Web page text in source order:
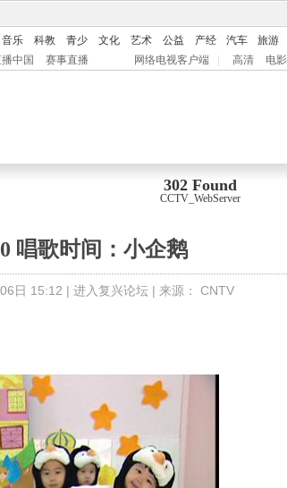
音乐 科教 青少 文化 艺术 公益 产经 汽车 旅游
中国
赛事直播 网络电视客户端 高清 电影
302 Found
CCTV_WebServer
唱歌时间：小企鹅
日 15:12 | 进入复兴论坛| 来源： CNTV